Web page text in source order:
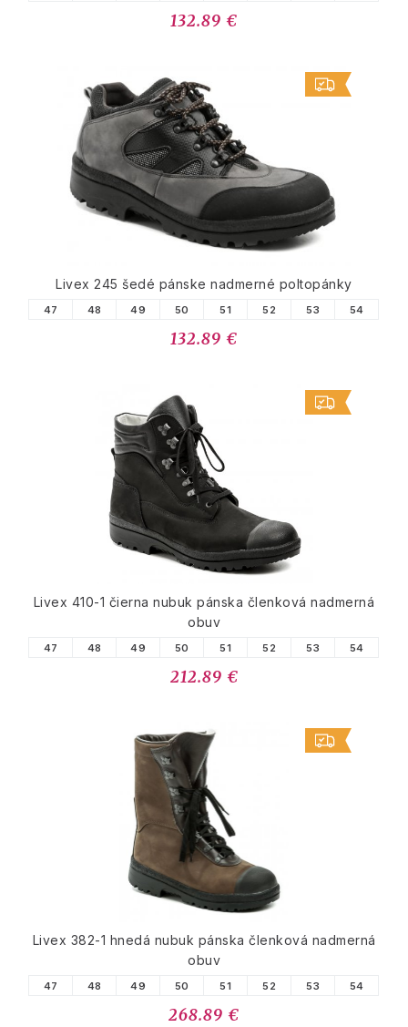
132.89 €
Livex 245 šedé pánske nadmerné poltopánky
47 48 49 50 51 52 53 54
132.89 €
Livex 410-1 čierna nubuk pánska členková nadmerná
obuv
47 48 49 50 51 52 53 54
212.89 €
Livex 382-1 hnedá nubuk pánska členková nadmerná
obuv
47 48 49 50 51 52 53 54
268.89 €